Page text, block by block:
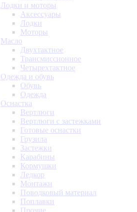
Лодки и моторы
Аксессуары
Лодки
Моторы
Масло
Двухтактное
Трансмиссионное
Четырехтактное
Одежда и обувь
Обувь
Одежда
Оснастка
Вертлюги
Вертлюги с застежками
Готовые оснастки
Грузила
Застежки
Карабины
Кормушки
Ледкор
Монтажи
Поводковый материал
Поплавки
Прочие